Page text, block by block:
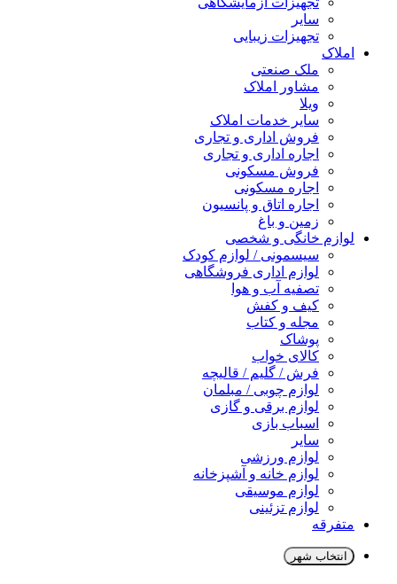
سایر
تجهیزات زیبایی
املاک
ملک صنعتی
مشاور املاک
ویلا
سایر خدمات املاک
فروش اداری و تجاری
اجاره اداری و تجاری
فروش مسکونی
اجاره مسکونی
اجاره اتاق و پانسیون
زمین و باغ
لوازم خانگی و شخصی
سیسمونی / لوازم کودک
لوازم اداری فروشگاهی
تصفیه آب و هوا
کیف و کفش
مجله و کتاب
پوشاک
کالای خواب
فرش / گلیم / قالیچه
لوازم چوبی / مبلمان
لوازم برقی و گازی
اسباب بازی
سایر
لوازم ورزشی
لوازم خانه و آشپزخانه
لوازم موسیقی
لوازم تزئینی
متفرقه
انتخاب شهر